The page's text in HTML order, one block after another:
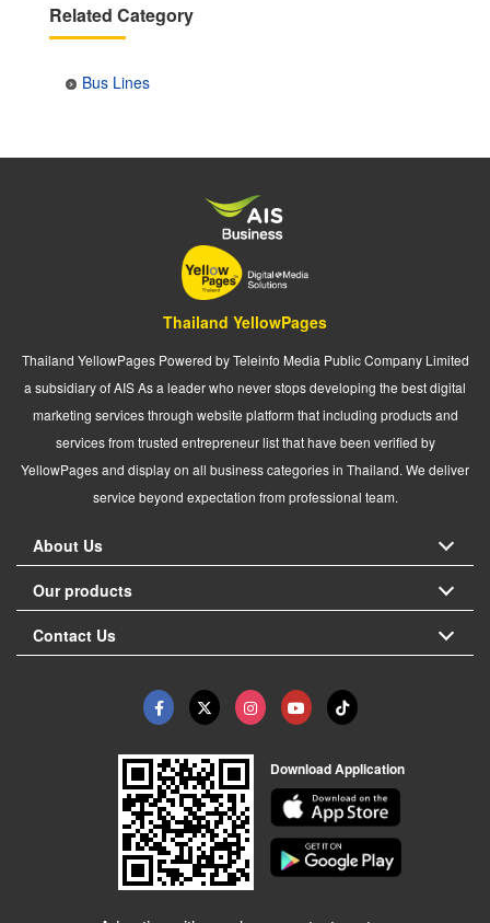
Related Category
Bus Lines
Thailand YellowPages
Thailand YellowPages Powered by Teleinfo Media Public Company Limited
a subsidiary of AIS As a leader who never stops developing the best digital
marketing services through website platform that including products and
services from trusted entrepreneur list that have been verified by
YellowPages and display on all business categories in Thailand. We deliver
service beyond expectation from professional team.
About Us
Our products
Contact Us
Download Application